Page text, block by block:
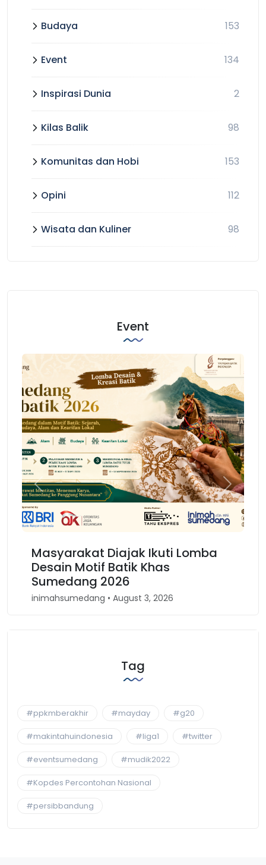
Budaya 153
Event 134
Inspirasi Dunia 2
Kilas Balik 98
Komunitas dan Hobi 153
Opini 112
Wisata dan Kuliner 98
Event
Masyarakat Diajak Ikuti Lomba
Desain Motif Batik Khas
Sumedang 2026
inimahsumedang • August 3, 2026
Previous Next
Tag
#ppkmberakhir #mayday #g20
#makintahuindonesia #liga1 #twitter
#eventsumedang #mudik2022
#Kopdes Percontohan Nasional
#persibbandung